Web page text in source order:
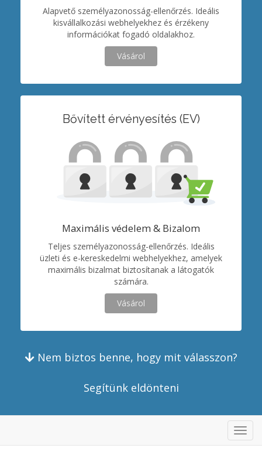
Alapvető személyazonosság-ellenőrzés. Ideális
kisvállalkozási webhelyekhez és érzékeny
információkat fogadó oldalakhoz.
Vásárol
Bővített érvényesítés (EV)
Maximális védelem & Bizalom
Teljes személyazonosság-ellenőrzés. Ideális
üzleti és e-kereskedelmi webhelyekhez, amelyek
maximális bizalmat biztosítanak a látogatók
számára.
Vásárol
Nem biztos benne, hogy mit válasszon?
Segítünk eldönteni
Váltás
a